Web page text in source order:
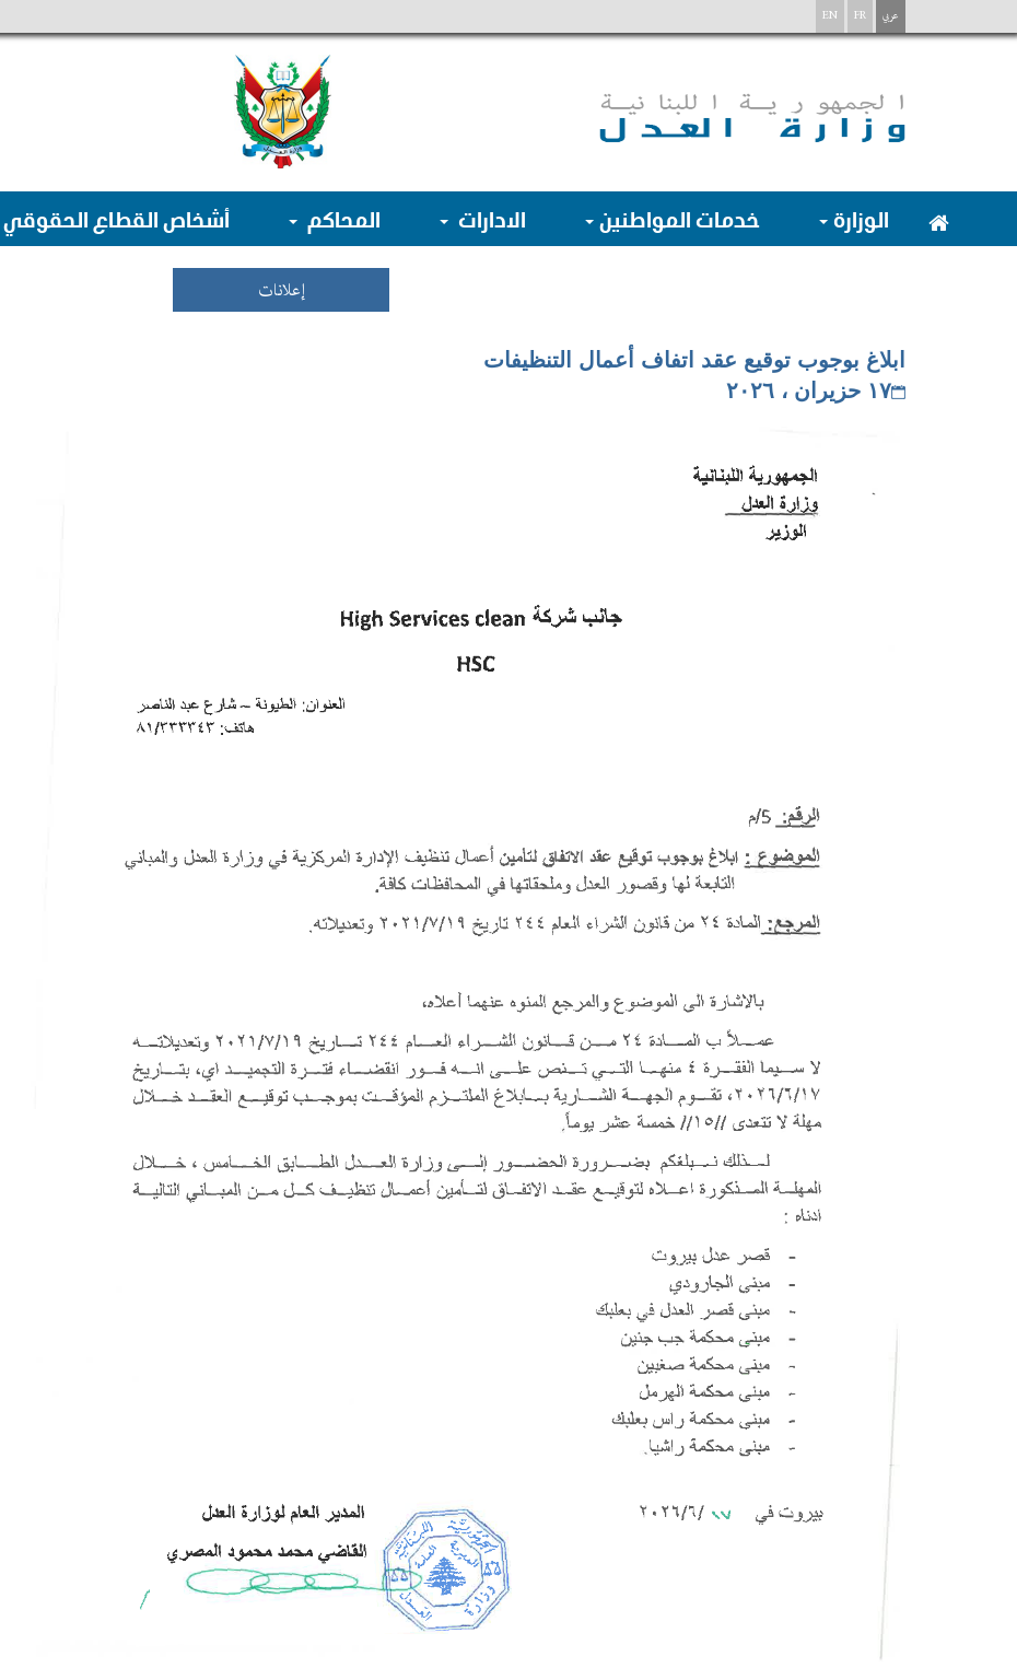
EN FR عربي
الوزارة خدمات المواطنين الادارات المحاكم أشخاص القطاع الحقوقي
إعلانات
ابلاغ بوجوب توقيع عقد اتفاف أعمال التنظيفات
١٧ حزيران ، ٢٠٢٦